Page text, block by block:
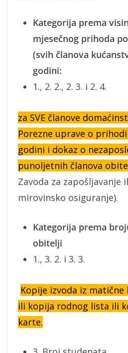
Kategorija prema
mjesečnog prihoda
(svih članova
godini:
1., 2. 2., 2. 3. i 2. 4.
za SVE članove
Porezne uprave o
godini i dokaz o
punoljetnih članova
Zavoda za zapošljavanje
mirovinsko osiguranje).
Kategorija prema
obitelji
1., 3. 2. i 3. 3.
Kopije izvoda iz
ili kopija rodnog lista ili
karte.